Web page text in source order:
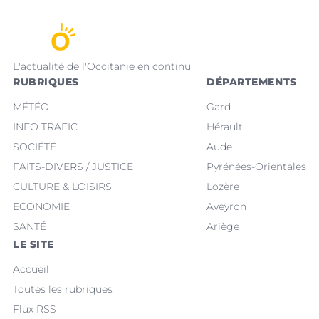
L'actualité de l'Occitanie en continu
RUBRIQUES
MÉTÉO
INFO TRAFIC
SOCIÉTÉ
FAITS-DIVERS / JUSTICE
CULTURE & LOISIRS
ECONOMIE
SANTÉ
DÉPARTEMENTS
Gard
Hérault
Aude
Pyrénées-Orientales
Lozère
Aveyron
Ariège
LE SITE
Accueil
Toutes les rubriques
Flux RSS